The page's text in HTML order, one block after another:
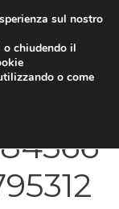
sul nostro
chiudendo il
o come